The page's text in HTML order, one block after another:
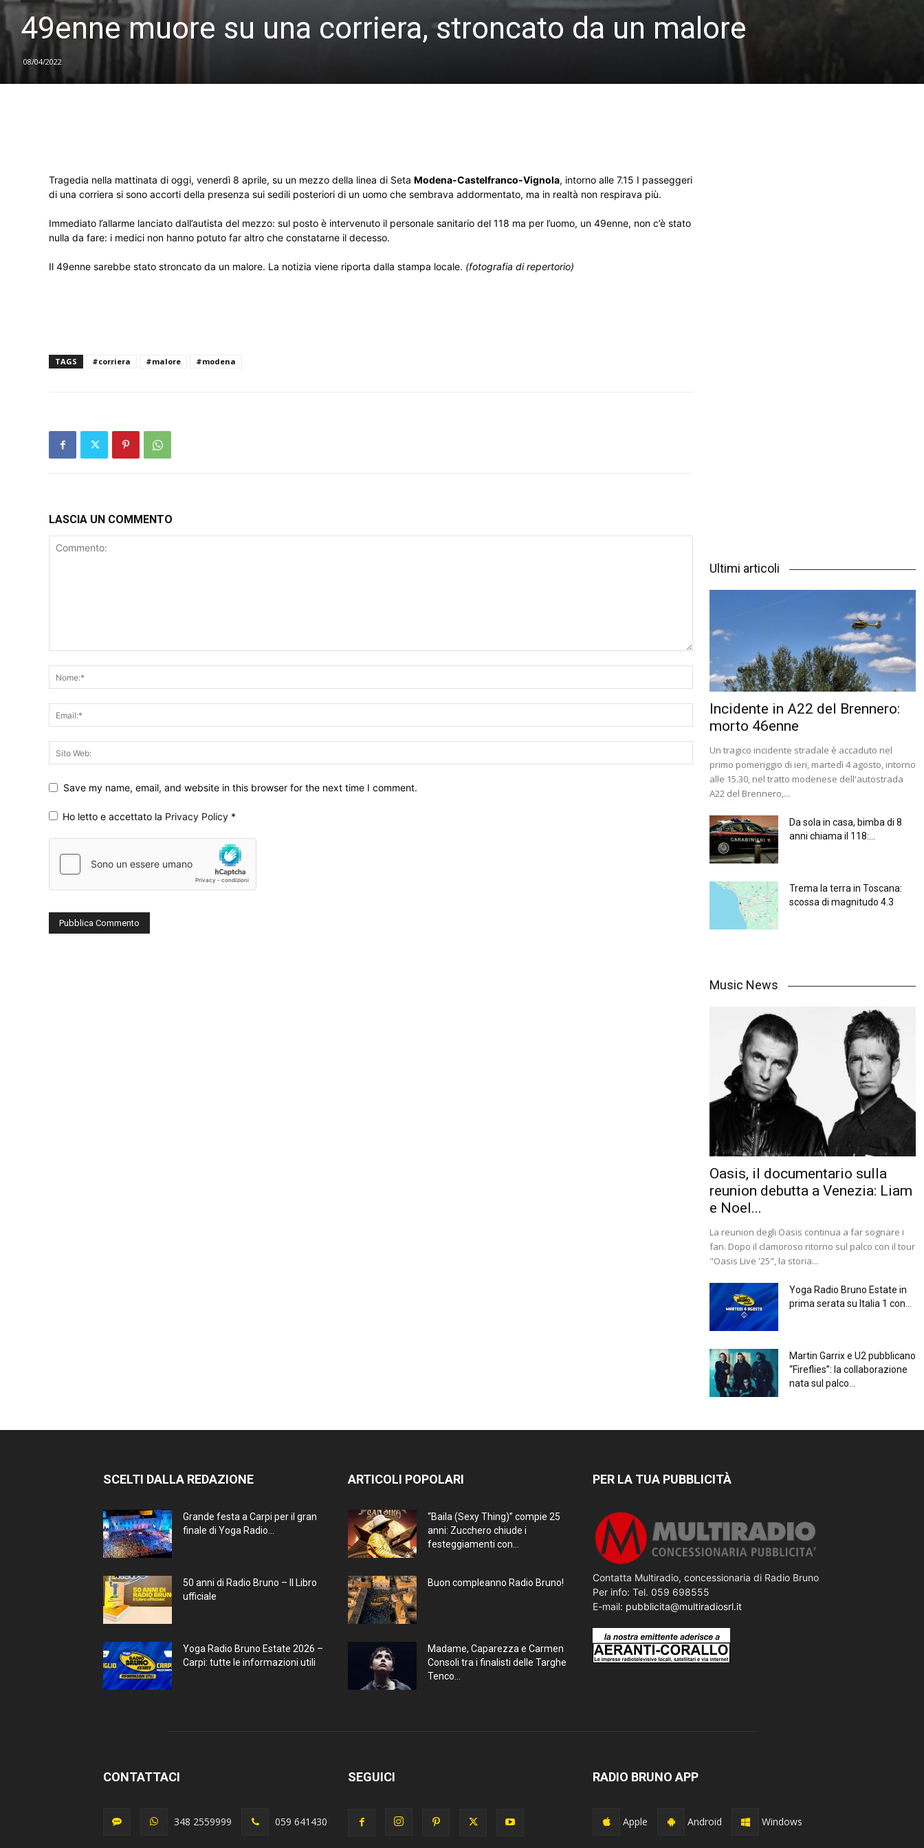
49enne muore su una corriera, stroncato da un malore
08/04/2022
Tragedia nella mattinata di oggi, venerdì 8 aprile, su un mezzo della linea di Seta Modena-Castelfranco-Vignola, intorno alle 7.15 I passeggeri
di una corriera si sono accorti della presenza sui sedili posteriori di un uomo che sembrava addormentato, ma in realtà non respirava più.
Immediato l’allarme lanciato dall’autista del mezzo: sul posto è intervenuto il personale sanitario del 118 ma per l’uomo, un 49enne, non c’è stato
nulla da fare: i medici non hanno potuto far altro che constatarne il decesso.
Il 49enne sarebbe stato stroncato da un malore. La notizia viene riporta dalla stampa locale. (fotografia di repertorio)
TAGS #corriera #malore #modena
LASCIA UN COMMENTO
Save my name, email, and website in this browser for the next time I comment.
Ho letto e accettato la Privacy Policy *
Ultimi articoli
Incidente in A22 del Brennero:
morto 46enne
Un tragico incidente stradale è accaduto nel
primo pomeriggio di ieri, martedì 4 agosto, intorno
alle 15.30, nel tratto modenese dell'autostrada
A22 del Brennero,...
Da sola in casa, bimba di 8
anni chiama il 118:...
Trema la terra in Toscana:
scossa di magnitudo 4.3
Music News
Oasis, il documentario sulla
reunion debutta a Venezia: Liam
e Noel...
La reunion degli Oasis continua a far sognare i
fan. Dopo il clamoroso ritorno sul palco con il tour
"Oasis Live '25", la storia...
Yoga Radio Bruno Estate in
prima serata su Italia 1 con...
Martin Garrix e U2 pubblicano
“Fireflies”: la collaborazione
nata sul palco...
SCELTI DALLA REDAZIONE
Grande festa a Carpi per il gran
finale di Yoga Radio...
50 anni di Radio Bruno – Il Libro
ufficiale
Yoga Radio Bruno Estate 2026 –
Carpi: tutte le informazioni utili
ARTICOLI POPOLARI
“Baila (Sexy Thing)” compie 25
anni: Zucchero chiude i
festeggiamenti con...
Buon compleanno Radio Bruno!
Madame, Caparezza e Carmen
Consoli tra i finalisti delle Targhe
Tenco...
PER LA TUA PUBBLICITÀ
Contatta Multiradio, concessionaria di Radio Bruno
Per info: Tel. 059 698555
E-mail: pubblicita@multiradiosrl.it
CONTATTACI
348 2559999 059 641430
SEGUICI RADIO BRUNO APP
Apple Android Windows